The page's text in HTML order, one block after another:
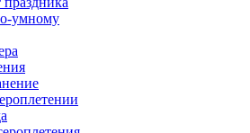
умному